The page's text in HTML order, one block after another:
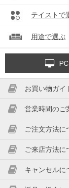
テイストで
用途で選ぶ
PC
お買い物ガイ
営業時間のご
ご注文方法に
ご来店方法に
キャンセルに